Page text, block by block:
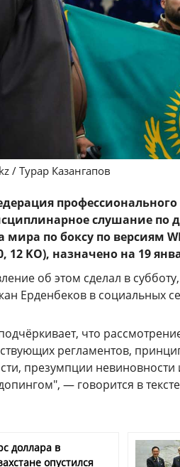
/ Турар Казангапов
слушание по
по боксу по версиям
12 KO), назначено на 19
об этом сделал в
Ерденбеков в социальных
что
регламентов,
презумпции
— говорится в
доллара в
опустился